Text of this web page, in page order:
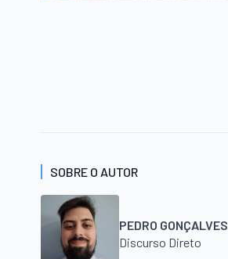
SOBRE O AUTOR
PEDRO GONÇALVES
Discurso Direto